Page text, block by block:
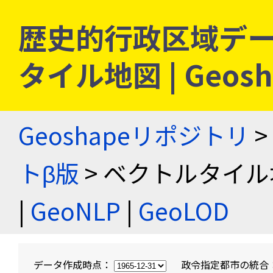
歴史的行政区域デ
タイル地図 |
Geoshapeリポジトリ >
トβ版 > ベクトルタイ
| GeoNLP | GeoLOD
データ作成時点： 政令指定都市の統